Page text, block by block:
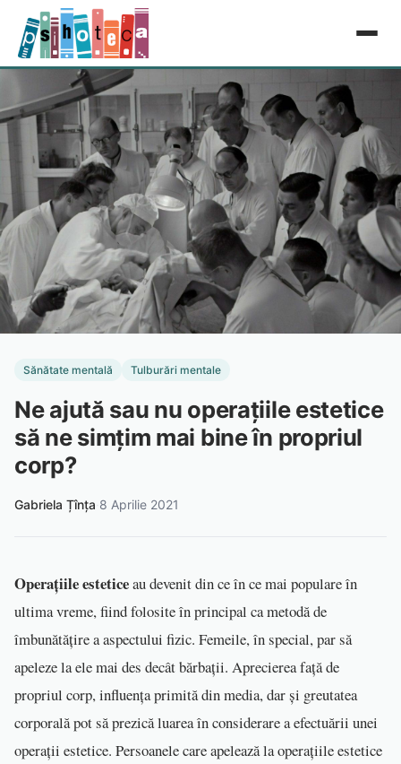
Sănătate mentală Tulburări mentale
Ne ajută sau nu operațiile estetice
să ne simțim mai bine în propriul
corp?
Gabriela Țînța 8 Aprilie 2021
Operațiile esteticeau devenit din ce în ce mai populare în
ultima vreme, fiind folosite în principal ca metodă de
îmbunătățire a aspectului fizic. Femeile, în special, par să
apeleze la ele mai des decât bărbații. Aprecierea față de
propriul corp, influența primită din media, dar și greutatea
corporală pot să prezică luarea în considerare a efectuării unei
operații estetice. Persoanele care apelează la operațiile estetice